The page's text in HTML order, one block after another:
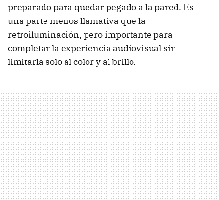
preparado para quedar pegado a la pared. Es
una parte menos llamativa que la
retroiluminación, pero importante para
completar la experiencia audiovisual sin
limitarla solo al color y al brillo.